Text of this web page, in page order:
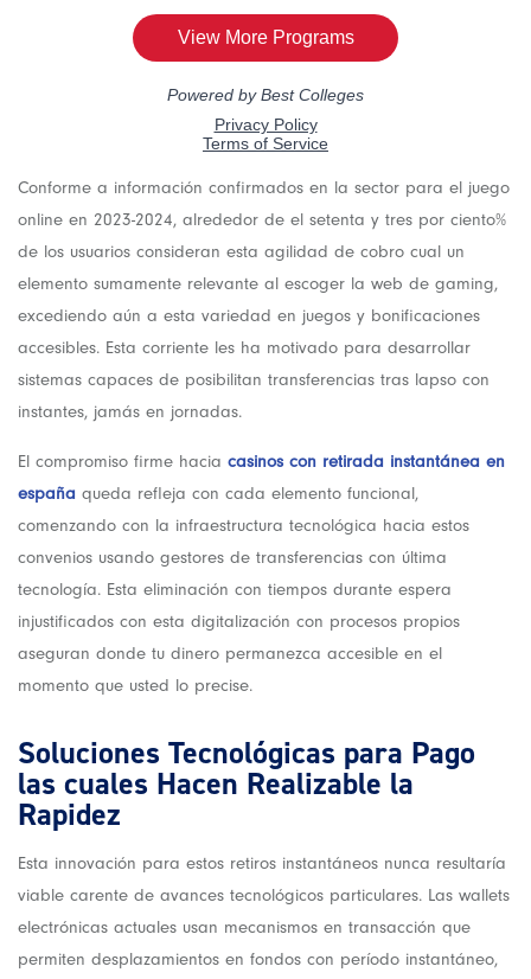
Conforme a información confirmados en la sector para el juego
online en 2023-2024, alrededor de el setenta y tres por ciento%
de los usuarios consideran esta agilidad de cobro cual un
elemento sumamente relevante al escoger la web de gaming,
excediendo aún a esta variedad en juegos y bonificaciones
accesibles. Esta corriente les ha motivado para desarrollar
sistemas capaces de posibilitan transferencias tras lapso con
instantes, jamás en jornadas.
El compromiso firme hacia casinos con retirada instantánea en
españa queda refleja con cada elemento funcional,
comenzando con la infraestructura tecnológica hacia estos
convenios usando gestores de transferencias con última
tecnología. Esta eliminación con tiempos durante espera
injustificados con esta digitalización con procesos propios
aseguran donde tu dinero permanezca accesible en el
momento que usted lo precise.
Soluciones Tecnológicas para Pago
las cuales Hacen Realizable la
Rapidez
Esta innovación para estos retiros instantáneos nunca resultaría
viable carente de avances tecnológicos particulares. Las wallets
electrónicas actuales usan mecanismos en transacción que
permiten desplazamientos en fondos con período instantáneo,